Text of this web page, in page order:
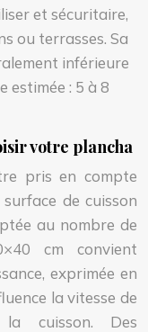
et sécuritaire,
ou terrasses. Sa
inférieure
estimée : 5 à 8
votre plancha
pris en compte
de cuisson
au nombre de
cm convient
exprimée en
la vitesse de
cuisson. Des